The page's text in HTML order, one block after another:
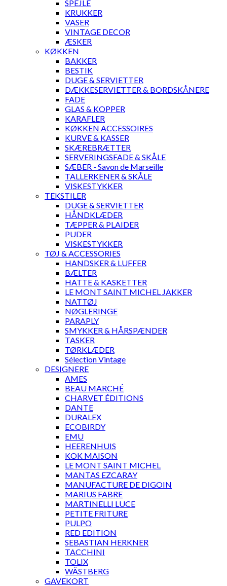
SPEJLE
KRUKKER
VASER
VINTAGE DECOR
ÆSKER
KØKKEN
BAKKER
BESTIK
DUGE & SERVIETTER
DÆKKESERVIETTER & BORDSKÅNERE
FADE
GLAS & KOPPER
KARAFLER
KØKKEN ACCESSOIRES
KURVE & KASSER
SKÆREBRÆTTER
SERVERINGSFADE & SKÅLE
SÆBER - Savon de Marseille
TALLERKENER & SKÅLE
VISKESTYKKER
TEKSTILER
DUGE & SERVIETTER
HÅNDKLÆDER
TÆPPER & PLAIDER
PUDER
VISKESTYKKER
TØJ & ACCESSORIES
HANDSKER & LUFFER
BÆLTER
HATTE & KASKETTER
LE MONT SAINT MICHEL JAKKER
NATTØJ
NØGLERINGE
PARAPLY
SMYKKER & HÅRSPÆNDER
TASKER
TØRKLÆDER
Sélection Vintage
DESIGNERE
AMES
BEAU MARCHÉ
CHARVET ÉDITIONS
DANTE
DURALEX
ECOBIRDY
EMU
HEERENHUIS
KOK MAISON
LE MONT SAINT MICHEL
MANTAS EZCARAY
MANUFACTURE DE DIGOIN
MARIUS FABRE
MARTINELLI LUCE
PETITE FRITURE
PULPO
RED EDITION
SEBASTIAN HERKNER
TACCHINI
TOLIX
WÄSTBERG
GAVEKORT